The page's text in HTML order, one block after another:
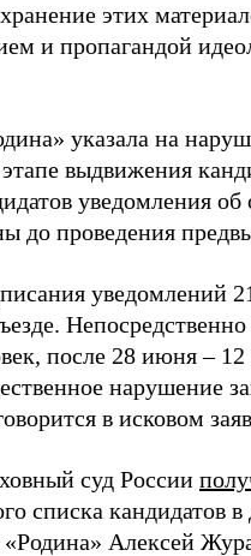
этих
и пропагандой
указала на
выдвижения
уведомления
до проведения
уведомлений
Непосредственно
после 28 июня –
нарушение
в исковом
суд России
списка кандидатов
Алексей